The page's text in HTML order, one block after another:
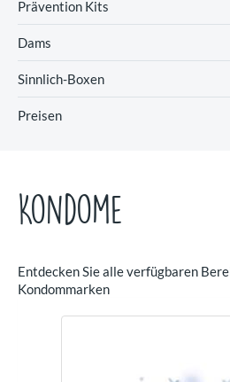
Prävention Kits
Dams
Sinnlich-Boxen
Preisen
Kondome
Entdecken Sie alle verfügbaren
Kondommarken